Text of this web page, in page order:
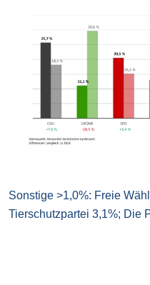
Sonstige >1,0%: Freie
Tierschutzpartei 3,1%; Die